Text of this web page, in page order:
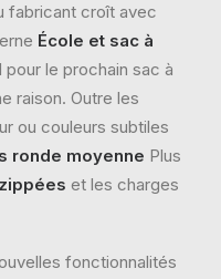
fabricant croît avec
École et sac à
le prochain sac à
raison. Outre les
ou couleurs subtiles
ronde moyenne Plus
et les charges
fonctionnalités